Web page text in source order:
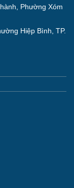
Phường Xóm
Hiệp Bình, TP.